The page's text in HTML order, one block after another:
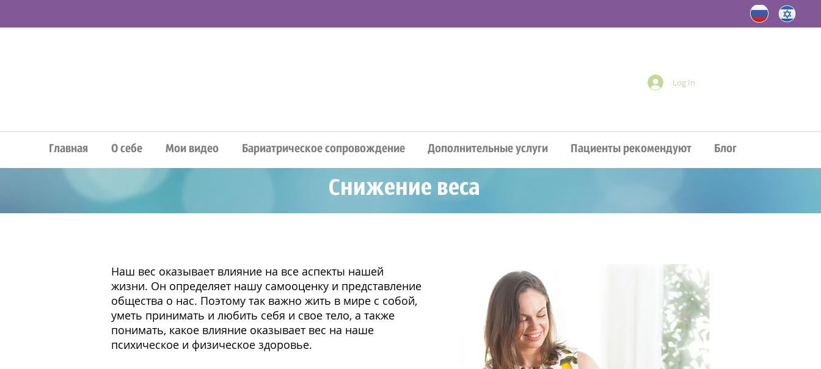
Log In
Главная О себе Мои видео Бариатрическое сопровождение Дополнительные услуги Пациенты рекомендуют Блог
Снижение веса
Наш вес оказывает влияние на все аспекты нашей
жизни. Он определяет нашу самооценку и представление
общества о нас. Поэтому так важно жить в мире с собой,
уметь принимать и любить себя и свое тело, а также
понимать, какое влияние оказывает вес на наше
психическое и физическое здоровье.